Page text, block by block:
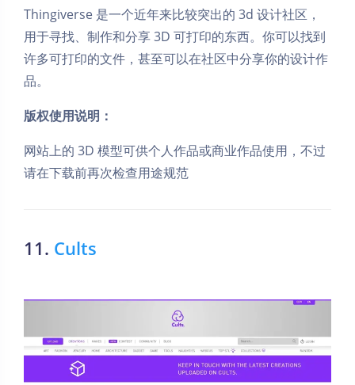
Thingiverse 是一个近年来比较突出的 3d 设计社区，
用于寻找、制作和分享 3D 可打印的东西。你可以找到
许多可打印的文件，甚至可以在社区中分享你的设计作
品。
版权使用说明：
网站上的 3D 模型可供个人作品或商业作品使用，不过
请在下载前再次检查用途规范
11. Cults